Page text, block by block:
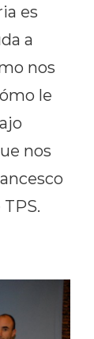
es
a
nos
le
nos